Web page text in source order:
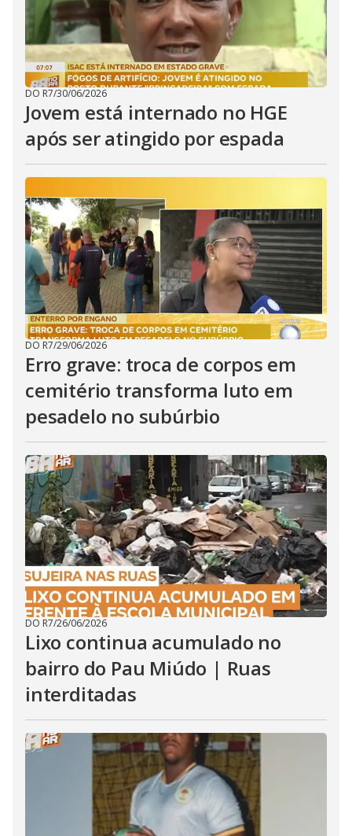
DO R7/30/06/2026
Jovem está internado no HGE
após ser atingido por espada
DO R7/29/06/2026
Erro grave: troca de corpos em
cemitério transforma luto em
pesadelo no subúrbio
DO R7/26/06/2026
Lixo continua acumulado no
bairro do Pau Miúdo | Ruas
interditadas